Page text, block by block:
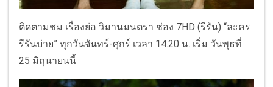
ติดตามชม เรื่องย่อ วิมานมนตรา ช่อง 7HD (รีรัน) “ละคร
รีรันบ่าย” ทุกวันจันทร์-ศุกร์ เวลา 14.20 น. เริ่ม วันพุธที่
25 มิถุนายนนี้